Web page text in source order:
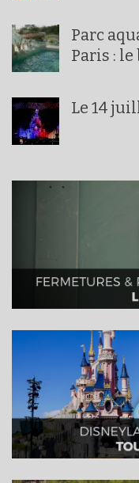
Parc
Paris : le
Le 14